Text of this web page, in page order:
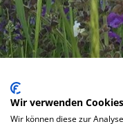
Wir verwenden Cookies
Wir können diese zur